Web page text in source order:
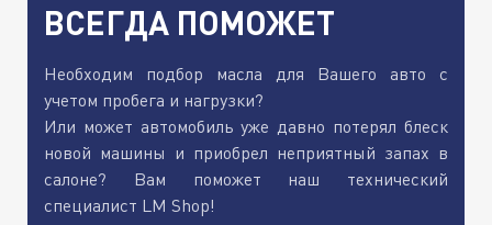
ВСЕГДА ПОМОЖЕТ
Необходим подбор масла для Вашего авто с
учетом пробега и нагрузки?
Или может автомобиль уже давно потерял блеск
новой машины и приобрел неприятный запах в
салоне? Вам поможет наш технический
специалист LM Shop!